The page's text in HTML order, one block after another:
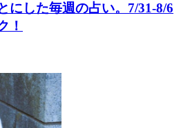
にした毎週の占い。7/31-8/6
！